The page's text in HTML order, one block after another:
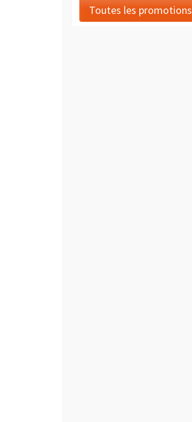
Toutes les promotions